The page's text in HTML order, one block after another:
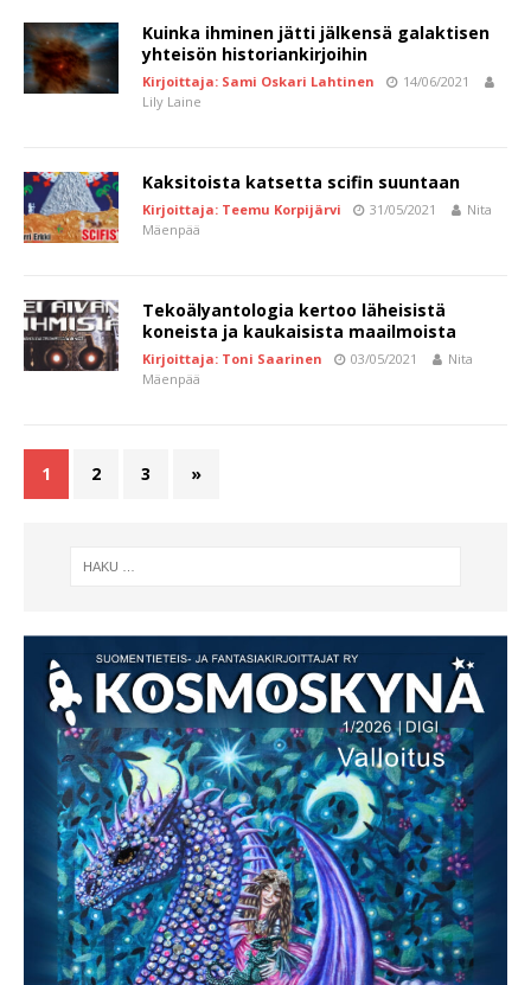
Kuinka ihminen jätti jälkensä galaktisen
yhteisön historiankirjoihin
Kirjoittaja: Sami Oskari Lahtinen
14/06/2021
Lily Laine
Kaksitoista katsetta scifin suuntaan
Kirjoittaja: Teemu Korpijärvi 31/05/2021
Nita
Mäenpää
Tekoälyantologia kertoo läheisistä
koneista ja kaukaisista maailmoista
Kirjoittaja: Toni Saarinen 03/05/2021
Nita
Mäenpää
1 2 3 »